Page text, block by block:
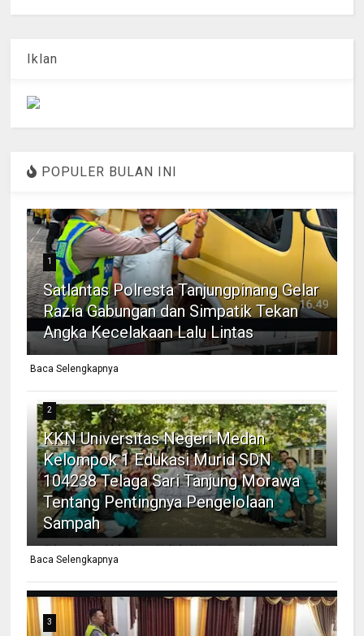
Iklan
POPULER BULAN INI
1
Satlantas Polresta Tanjungpinang Gelar
Razia Gabungan dan Simpatik Tekan
Angka Kecelakaan Lalu Lintas
Baca Selengkapnya
2
KKN Universitas Negeri Medan
Kelompok 1 Edukasi Murid SDN
104238 Telaga Sari Tanjung Morawa
Tentang Pentingnya Pengelolaan
Sampah
Baca Selengkapnya
3